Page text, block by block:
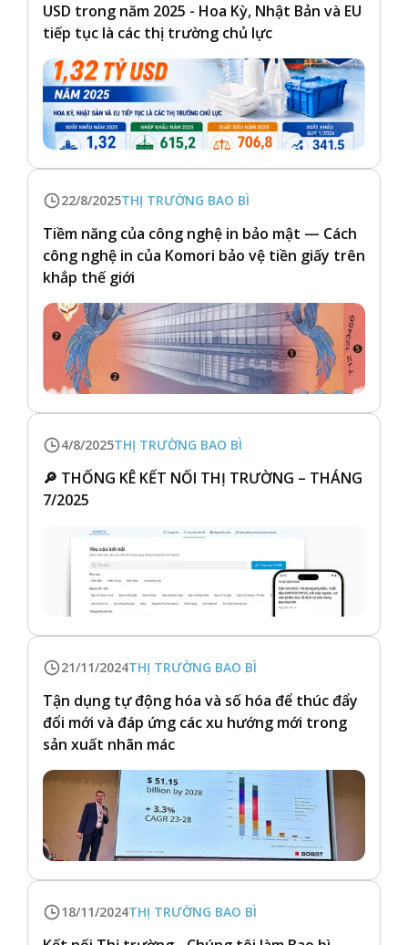
USD trong năm 2025 - Hoa Kỳ, Nhật Bản và EU
tiếp tục là các thị trường chủ lực
22/8/2025THỊ TRƯỜNG BAO BÌ
Tiềm năng của công nghệ in bảo mật — Cách
công nghệ in của Komori bảo vệ tiền giấy trên
khắp thế giới
4/8/2025THỊ TRƯỜNG BAO BÌ
🔎 THỐNG KÊ KẾT NỐI THỊ TRƯỜNG – THÁNG
7/2025
21/11/2024THỊ TRƯỜNG BAO BÌ
Tận dụng tự động hóa và số hóa để thúc đẩy
đổi mới và đáp ứng các xu hướng mới trong
sản xuất nhãn mác
18/11/2024THỊ TRƯỜNG BAO BÌ